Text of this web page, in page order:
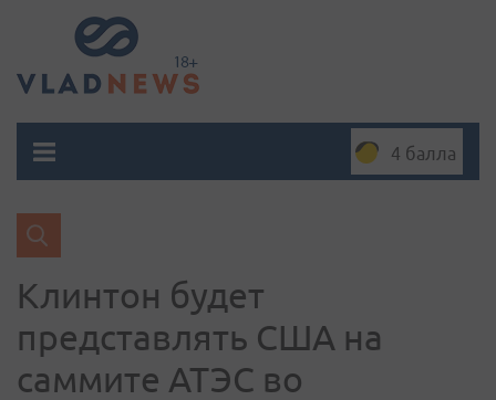
4 балла
Клинтон будет
представлять США на
саммите АТЭС во